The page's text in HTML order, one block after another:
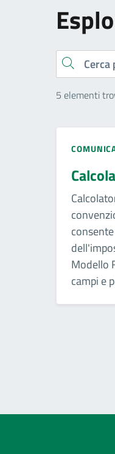
Cerca
5 elementi
Modello
campi e